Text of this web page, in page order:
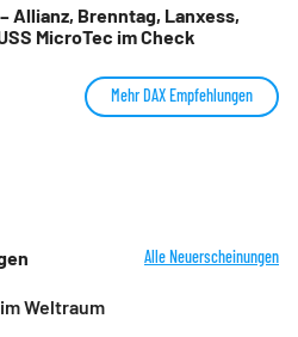
Allianz, Brenntag, Lanxess,
MicroTec im Check
Mehr DAX Empfehlungen
Alle Neuerscheinungen
Weltraum